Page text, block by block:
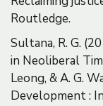
Routledge.
Sultana, R. G.
in Neoliberal
Leong, & A. G.
Development :